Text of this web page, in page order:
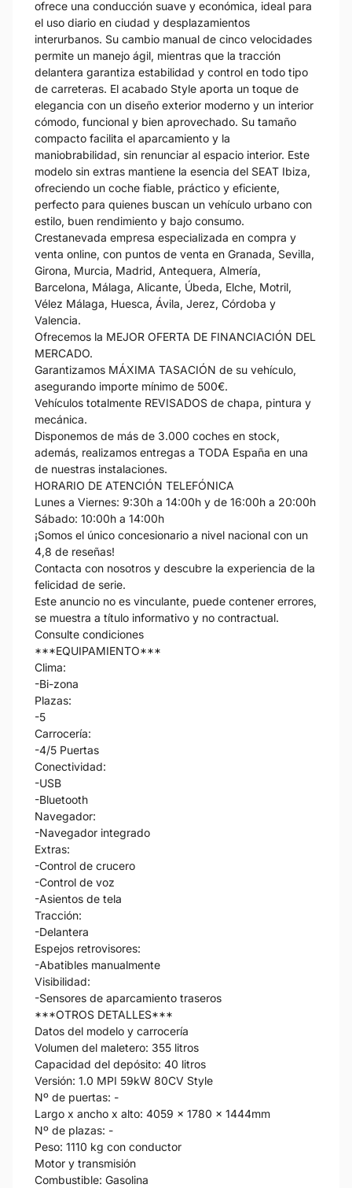
ofrece una conducción suave y económica, ideal para
el uso diario en ciudad y desplazamientos
interurbanos. Su cambio manual de cinco velocidades
permite un manejo ágil, mientras que la tracción
delantera garantiza estabilidad y control en todo tipo
de carreteras. El acabado Style aporta un toque de
elegancia con un diseño exterior moderno y un interior
cómodo, funcional y bien aprovechado. Su tamaño
compacto facilita el aparcamiento y la
maniobrabilidad, sin renunciar al espacio interior. Este
modelo sin extras mantiene la esencia del SEAT Ibiza,
ofreciendo un coche fiable, práctico y eficiente,
perfecto para quienes buscan un vehículo urbano con
estilo, buen rendimiento y bajo consumo.
Crestanevada empresa especializada en compra y
venta online, con puntos de venta en Granada, Sevilla,
Girona, Murcia, Madrid, Antequera, Almería,
Barcelona, Málaga, Alicante, Úbeda, Elche, Motril,
Vélez Málaga, Huesca, Ávila, Jerez, Córdoba y
Valencia.
Ofrecemos la MEJOR OFERTA DE FINANCIACIÓN DEL
MERCADO.
Garantizamos MÁXIMA TASACIÓN de su vehículo,
asegurando importe mínimo de 500€.
Vehículos totalmente REVISADOS de chapa, pintura y
mecánica.
Disponemos de más de 3.000 coches en stock,
además, realizamos entregas a TODA España en una
de nuestras instalaciones.
HORARIO DE ATENCIÓN TELEFÓNICA
Lunes a Viernes: 9:30h a 14:00h y de 16:00h a 20:00h
Sábado: 10:00h a 14:00h
¡Somos el único concesionario a nivel nacional con un
4,8 de reseñas!
Contacta con nosotros y descubre la experiencia de la
felicidad de serie.
Este anuncio no es vinculante, puede contener errores,
se muestra a título informativo y no contractual.
Consulte condiciones
***EQUIPAMIENTO***
Clima:
-Bi-zona
Plazas:
-5
Carrocería:
-4/5 Puertas
Conectividad:
-USB
-Bluetooth
Navegador:
-Navegador integrado
Extras:
-Control de crucero
-Control de voz
-Asientos de tela
Tracción:
-Delantera
Espejos retrovisores:
-Abatibles manualmente
Visibilidad:
-Sensores de aparcamiento traseros
***OTROS DETALLES***
Datos del modelo y carrocería
Volumen del maletero: 355 litros
Capacidad del depósito: 40 litros
Versión: 1.0 MPI 59kW 80CV Style
Nº de puertas: -
Largo x ancho x alto: 4059 x 1780 x 1444mm
Nº de plazas: -
Peso: 1110 kg con conductor
Motor y transmisión
Combustible: Gasolina